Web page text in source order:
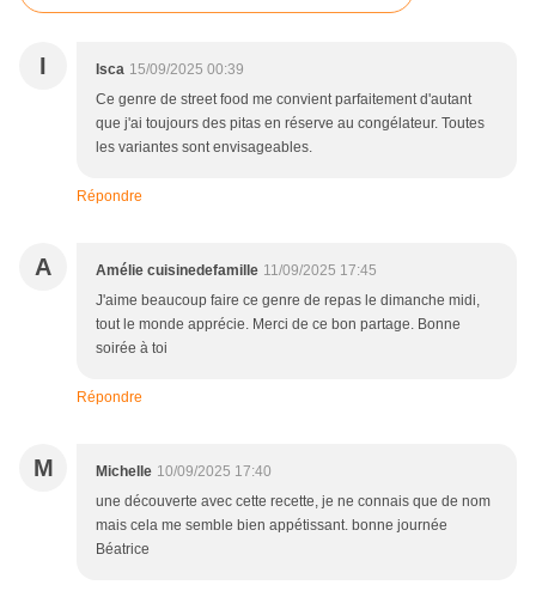
I Isca 15/09/2025 00:39
Ce genre de street food me convient parfaitement d'autant
que j'ai toujours des pitas en réserve au congélateur. Toutes
les variantes sont envisageables.
Répondre
A Amélie cuisinedefamille 11/09/2025 17:45
J'aime beaucoup faire ce genre de repas le dimanche midi,
tout le monde apprécie. Merci de ce bon partage. Bonne
soirée à toi
Répondre
M Michelle 10/09/2025 17:40
une découverte avec cette recette, je ne connais que de nom
mais cela me semble bien appétissant. bonne journée
Béatrice